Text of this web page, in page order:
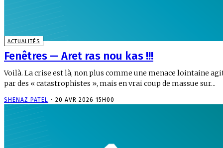
ACTUALITÉS
Fenêtres — Aret ras nou kas !!!
Voilà. La crise est là, non plus comme une menace lointaine
par des « catastrophistes », mais en vrai coup de massue sur...
SHENAZ PATEL - 20 AVR 2026 15H00